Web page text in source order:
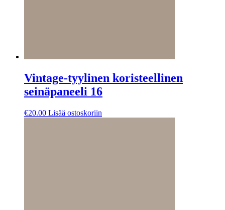
Vintage-tyylinen koristeellinen
seinäpaneeli 16
€20.00 Lisää ostoskoriin